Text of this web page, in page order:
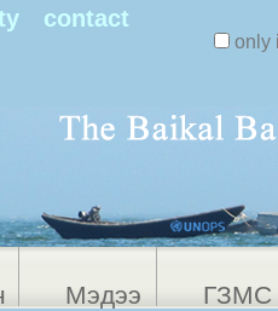
contact
only
Мэдээ ГЗМС